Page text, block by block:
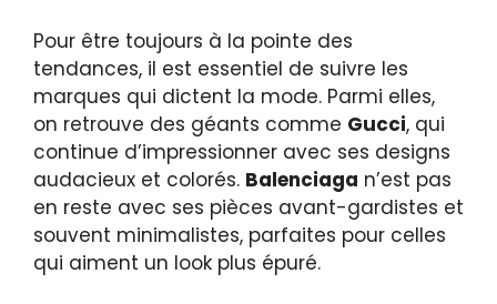
Pour être toujours à la pointe des
tendances, il est essentiel de suivre les
marques qui dictent la mode. Parmi elles,
on retrouve des géants comme Gucci, qui
continue d’impressionner avec ses designs
audacieux et colorés. Balenciaga n’est pas
en reste avec ses pièces avant-gardistes et
souvent minimalistes, parfaites pour celles
qui aiment un look plus épuré.